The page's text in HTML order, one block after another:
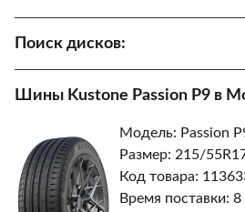
Поиск дисков:
Найти
Шины Kustone Passion P9 в
Модель: Passion
Размер: 215/
Код товара:
Время поставки: 8